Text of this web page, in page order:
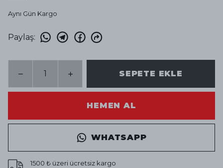
Aynı Gün Kargo
Paylaş:
SEPETE EKLE
HEMEN AL
WHATSAPP
1500 ₺ üzeri ücretsiz kargo